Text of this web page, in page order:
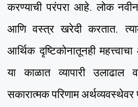
करण्याची परंपरा आहे. लोक
आणि वस्त्र खरेदी करतात.
आर्थिक दृष्टिकोनातूनही
या काळात व्यापारी उलाढाल
सकारात्मक परिणाम अर्थव्यवस्थेवर